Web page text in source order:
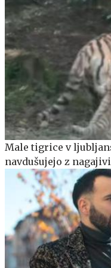
Male tigrice v
navdušujejo z